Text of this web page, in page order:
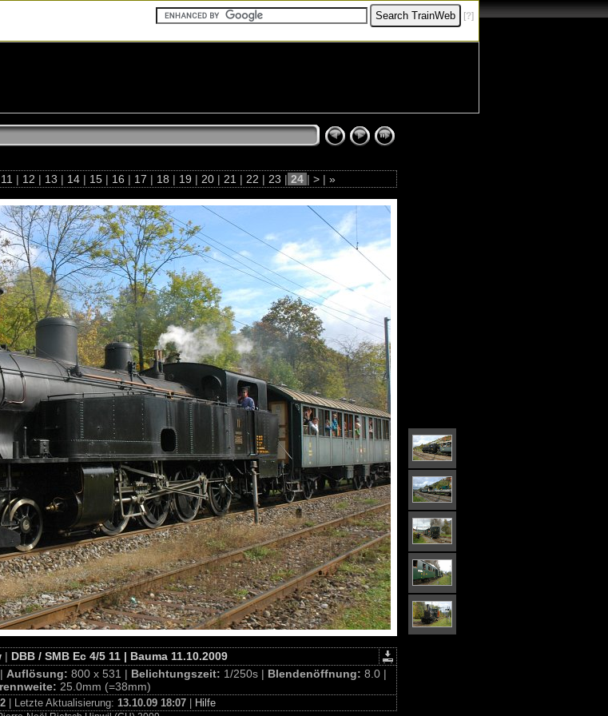
[?]
11 | 12 | 13 | 14 | 15 | 16 | 17 | 18 | 19 | 20 | 21 | 22 | 23 | 24 | > | »
| DBB / SMB Ec 4/5 11 | Bauma 11.10.2009
Auflösung: 800 x 531 | Belichtungszeit: 1/250s | Blendenöffnung: 8.0 |
25.0mm (=38mm)
| Letzte Aktualisierung: 13.10.09 18:07 Hilfe